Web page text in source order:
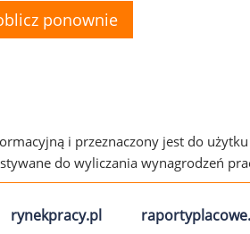
ponownie
i przeznaczony jest do
do wyliczania wynagrodzeń
rynekpracy.pl